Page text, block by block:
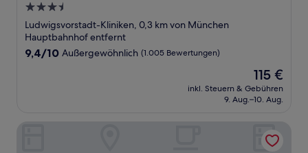
3.5-
Sterne-
Unterkunft
Ludwigsvorstadt-Kliniken, 0,3 km von München
Hauptbahnhof entfernt
9.4
9,4/10 Außergewöhnlich (1.005 Bewertungen)
Der
Preis
beträgt
115 €
inkl. Steuern & Gebühren
9. Aug.–10. Aug.